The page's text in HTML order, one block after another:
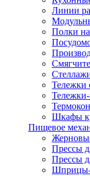
Линии
Полки
Тележки
Шкафы
Пищевое
Прессы
Прессы
Шприцы-